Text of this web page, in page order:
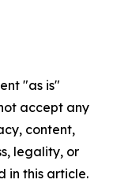
"as is"
accept any
content,
legality, or
in this article.